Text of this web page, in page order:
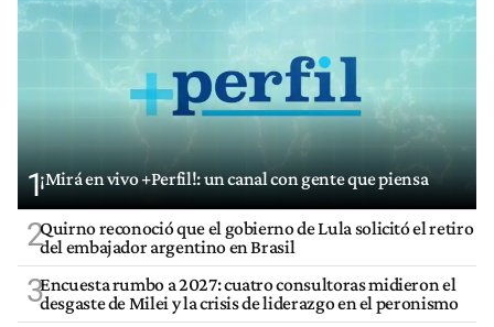
1¡Mirá en vivo +Perfil!: un canal con gente que piensa
2Quirno reconoció que el gobierno de Lula solicitó el retiro
del embajador argentino en Brasil
3Encuesta rumbo a 2027: cuatro consultoras midieron el
desgaste de Milei y la crisis de liderazgo en el peronismo